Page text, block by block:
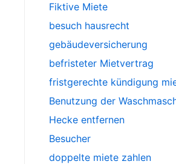
Fiktive Miete
besuch hausrecht
gebäudeversicherung
befristeter Mietvertrag
fristgerechte kündigung
Benutzung der
Hecke entfernen
Besucher
doppelte miete zahlen